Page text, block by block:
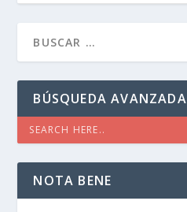
BÚSQUEDA AVANZADA
NOTA BENE